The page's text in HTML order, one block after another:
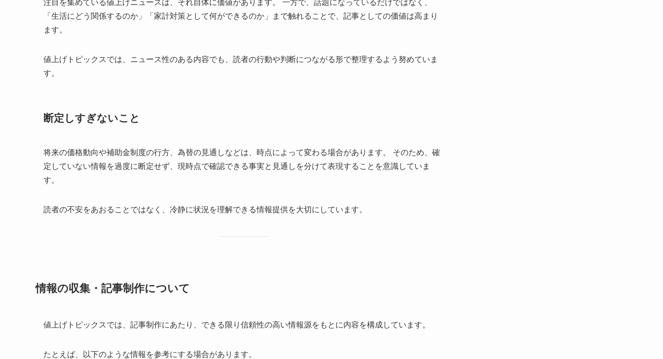
注目を集めている値上げニュースは、それ自体に価値があります。 一方で、話題になっているだけではなく、
「生活にどう関係するのか」「家計対策として何ができるのか」まで触れることで、記事としての価値は高まり
ます。
値上げトピックスでは、ニュース性のある内容でも、読者の行動や判断につながる形で整理するよう努めていま
す。
断定しすぎないこと
将来の価格動向や補助金制度の行方、為替の見通しなどは、時点によって変わる場合があります。 そのため、確
定していない情報を過度に断定せず、現時点で確認できる事実と見通しを分けて表現することを意識していま
す。
読者の不安をあおることではなく、冷静に状況を理解できる情報提供を大切にしています。
情報の収集・記事制作について
値上げトピックスでは、記事制作にあたり、できる限り信頼性の高い情報源をもとに内容を構成しています。
たとえば、以下のような情報を参考にする場合があります。